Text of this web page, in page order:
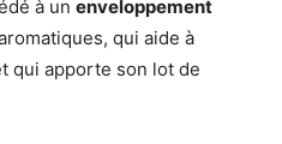
à un enveloppement
qui aide à
qui apporte son lot de